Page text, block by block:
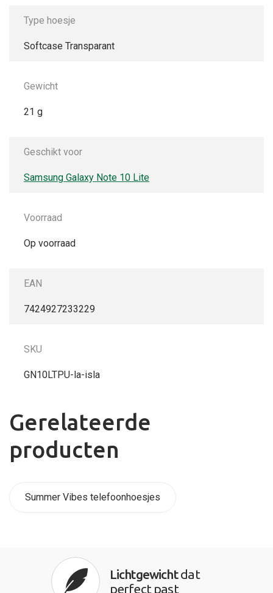
Type hoesje
Softcase Transparant
Gewicht
21 g
Geschikt voor
Samsung Galaxy Note 10 Lite
Voorraad
Op voorraad
EAN
7424927233229
SKU
GN10LTPU-la-isla
Gerelateerde
producten
Summer Vibes telefoonhoesjes
Lichtgewichtdat
perfect past